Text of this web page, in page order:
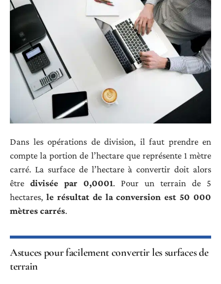
Dans les opérations de division, il faut prendre en
compte la portion de l’hectare que représente 1 mètre
carré. La surface de l’hectare à convertir doit alors
être divisée par 0,0001. Pour un terrain de 5
hectares, le résultat de la conversion est 50 000
mètres carrés.
Astuces pour facilement convertir les surfaces de
terrain